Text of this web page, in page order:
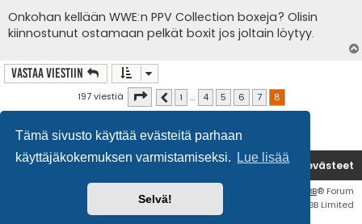
Tämä sivusto käyttää evästeitä parhaan
käyttäjäkokemuksen varmistamiseksi.
Lue lisää
Selvä!
i
Onkohan kellään WWE:n PPV Collection boxeja? Olisin
kiinnostunut ostamaan pelkät boxit jos joltain löytyy.
Vastaa Viestiin
197 viestiä Sivu 8
Edellinen
1 … 4 5 6 7 8
Etusivu Poista evästeet
phpBB® Forum
Software © phpBB Limited